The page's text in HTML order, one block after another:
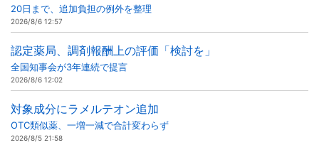
20日まで、追加負担の例外を整理
2026/8/6 12:57
認定薬局、調剤報酬上の評価「検討を」
全国知事会が3年連続で提言
2026/8/6 12:02
対象成分にラメルテオン追加
OTC類似薬、一増一減で合計変わらず
2026/8/5 21:58